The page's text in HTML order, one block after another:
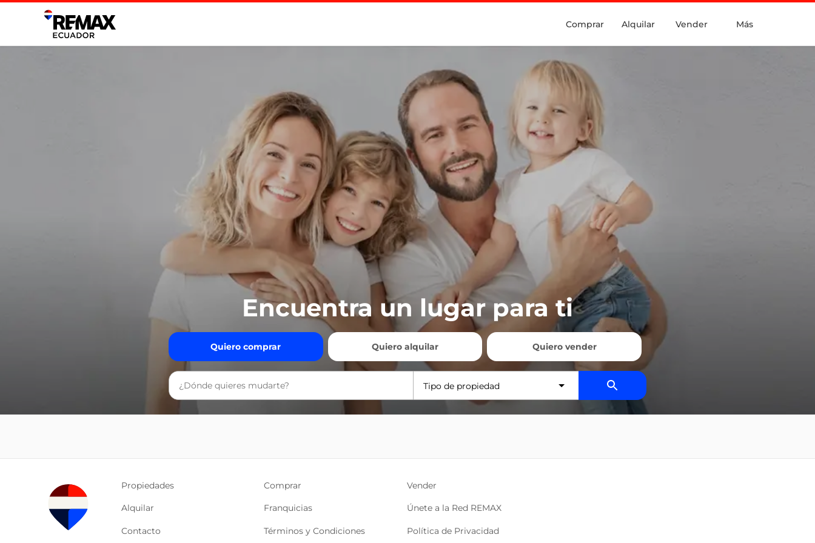
Comprar Alquilar Vender Más
Encuentra un lugar para ti
Quiero comprar Quiero alquilar Quiero vender
Tipo de propiedad
Propiedades Comprar Vender
Alquilar Franquicias Únete a la Red REMAX
Contacto Términos y Condiciones Política de Privacidad